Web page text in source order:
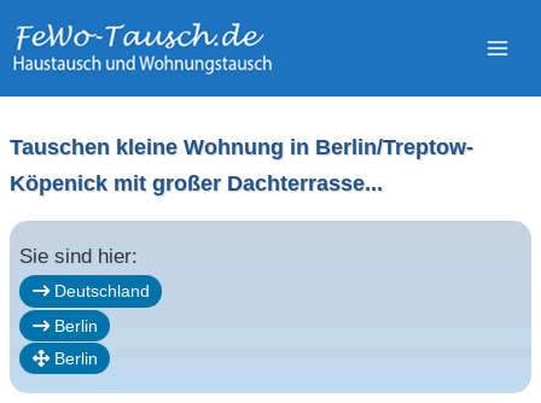
Inhalt
Tauschen kleine Wohnung in Berlin/Treptow-
Köpenick mit großer Dachterrasse...
Sie sind hier:
Deutschland
Berlin
Berlin